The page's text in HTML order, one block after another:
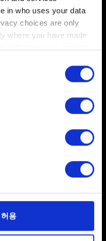
in who uses your data
choices are only
where you have made
your geographical
scanning it for
data is processed
로 이용하기 위해
용자의 웹사이트 이용
용
, 아래의 버튼을 눌러